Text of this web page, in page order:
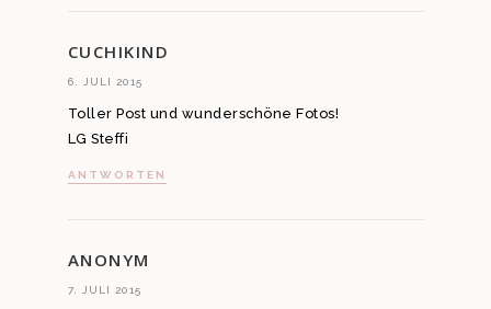
CUCHIKIND
6. JULI 2015
Toller Post und wunderschöne Fotos!
LG Steffi
ANTWORTEN
ANONYM
7. JULI 2015